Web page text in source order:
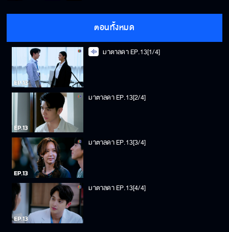
ตอนทั้งหมด
มาตาลดา EP.13[1/4]
มาตาลดา EP.13[2/4]
มาตาลดา EP.13[3/4]
มาตาลดา EP.13[4/4]